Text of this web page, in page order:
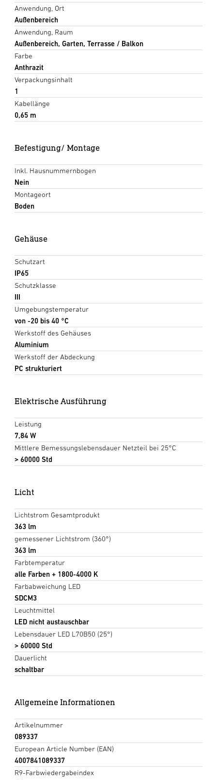
Anwendung, Ort
Außenbereich
Anwendung, Raum
Außenbereich, Garten, Terrasse / Balkon
Farbe
Anthrazit
Verpackungsinhalt
1
Kabellänge
0,65 m
Befestigung/ Montage
Inkl. Hausnummernbogen
Nein
Montageort
Boden
Gehäuse
Schutzart
IP65
Schutzklasse
III
Umgebungstemperatur
von -20 bis 40 °C
Werkstoff des Gehäuses
Aluminium
Werkstoff der Abdeckung
PC strukturiert
Elektrische Ausführung
Leistung
7,84 W
Mittlere Bemessungslebensdauer Netzteil bei 25°C
> 60000 Std
Licht
Lichtstrom Gesamtprodukt
363 lm
gemessener Lichtstrom (360°)
363 lm
Farbtemperatur
alle Farben + 1800-4000 K
Farbabweichung LED
SDCM3
Leuchtmittel
LED nicht austauschbar
Lebensdauer LED L70B50 (25°)
> 60000 Std
Dauerlicht
schaltbar
Allgemeine Informationen
Artikelnummer
089337
European Article Number (EAN)
4007841089337
R9-Farbwiedergabeindex